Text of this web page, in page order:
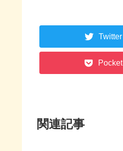
Twitter
Pocket
関連記事